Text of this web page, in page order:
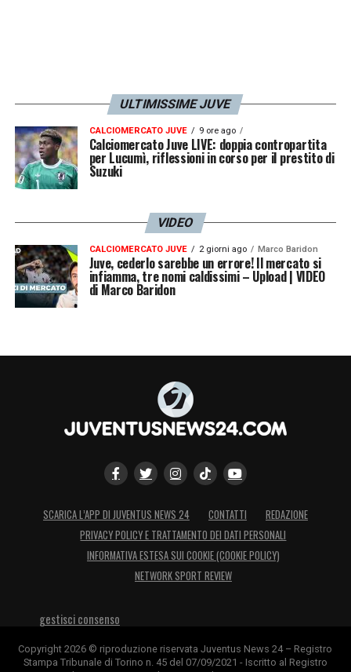
ULTIMISSIME JUVE
CALCIOMERCATO JUVE 9 ore ago
Calciomercato Juve LIVE: doppia contropartita
per Lucumì, riflessioni in corso per il prestito di
Suzuki
VIDEO
CALCIOMERCATO JUVE 2 giorni ago Marco Baridon
Juve, cederlo sarebbe un errore! Il mercato si
infiamma, tre nomi caldissimi – Upload | VIDEO
di Marco Baridon
SCARICA L’APP DI JUVENTUS NEWS 24 CONTATTI
REDAZIONE
PRIVACY POLICY E TRATTAMENTO DEI DATI PERSONALI
INFORMATIVA ESTESA SUI COOKIE (COOKIE POLICY)
NETWORK SPORT REVIEW
gestisci consenso
Copyright 2026 © riproduzione riservata Juventus News 24 – Registro
Stampa Tribunale di Torino n. 45 del 07/09/2021 - Iscritto al Registro